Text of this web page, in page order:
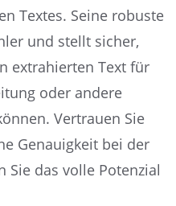
Textes. Seine robuste
und stellt sicher,
extrahierten Text für
oder andere
Vertrauen Sie
Genauigkeit bei der
Sie das volle Potenzial